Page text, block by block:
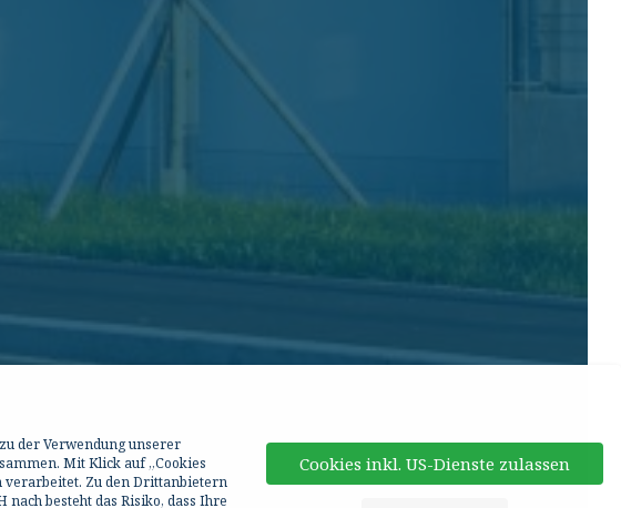
der Verwendung unserer
Mit Klick auf „Cookies
verarbeitet. Zu den Drittanbietern
nach besteht das Risiko, dass Ihre
Cookies inkl. US-Dienste zulassen